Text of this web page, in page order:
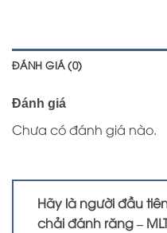
ĐÁNH GIÁ (0)
Đánh giá
Chưa có đánh giá nào.
Hãy là người đầu
chải đánh răng –